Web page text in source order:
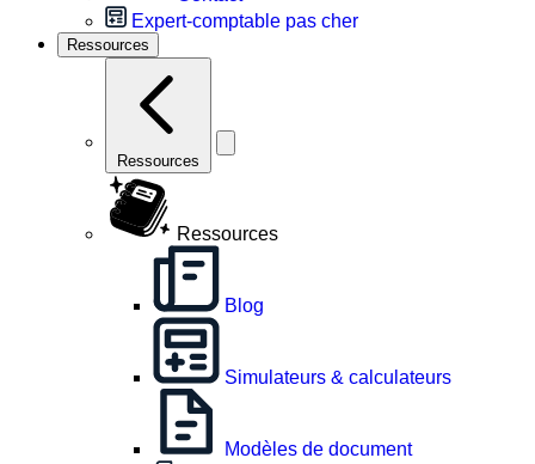
Expert-comptable pas cher
Ressources
Ressources
Ressources
Blog
Simulateurs & calculateurs
Modèles de document